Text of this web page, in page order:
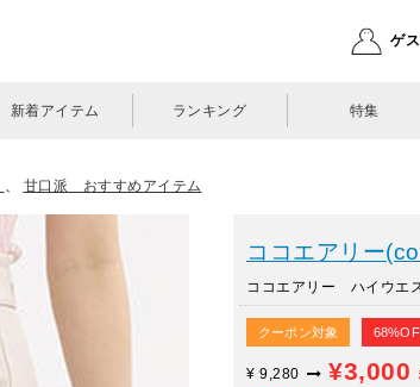
ゲ
新着アイテム ランキング 特集
、 甘口派 おすすめアイテム
ココエアリー
ココエアリー ハイウエ
クーポン対象
¥ 9,280 ¥3,000